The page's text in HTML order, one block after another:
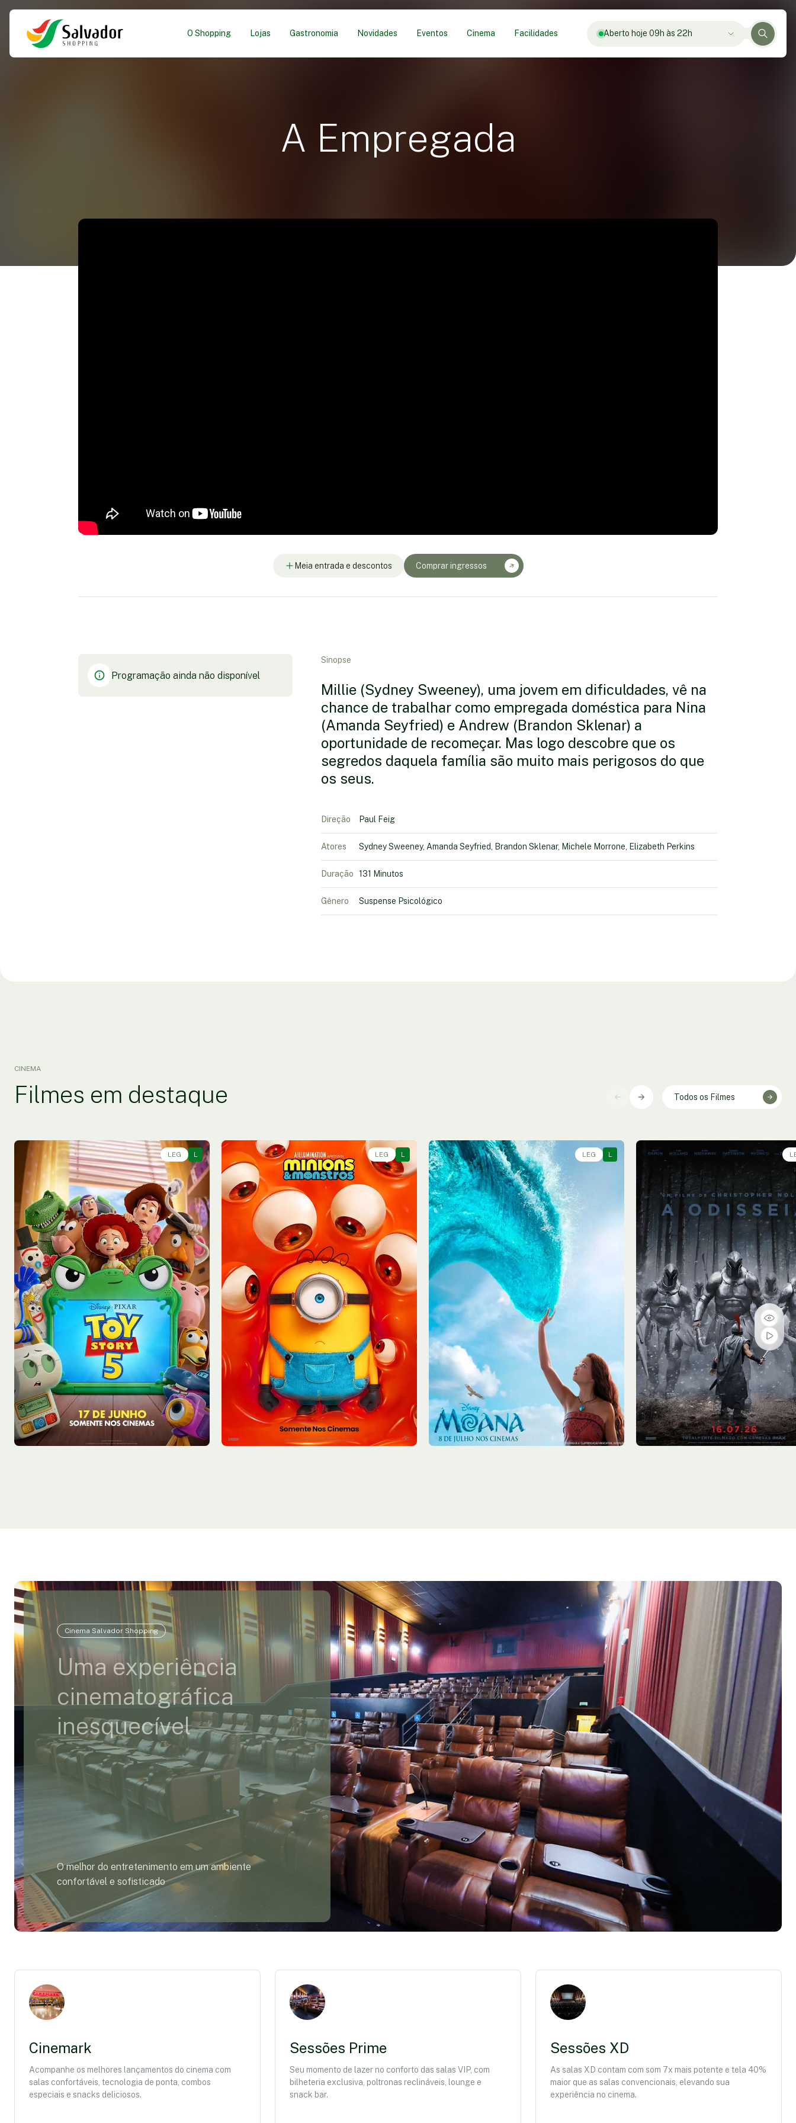
O Shopping Lojas Gastronomia Novidades Eventos Cinema Facilidades Aberto hoje 09h às 22h
A Empregada
Meia entrada e descontos Comprar ingressos
Programação ainda não disponível
Sinopse
Millie (Sydney Sweeney), uma jovem em dificuldades, vê na
chance de trabalhar como empregada doméstica para Nina
(Amanda Seyfried) e Andrew (Brandon Sklenar) a
oportunidade de recomeçar. Mas logo descobre que os
segredos daquela família são muito mais perigosos do que
os seus.
Direção Paul Feig
Atores Sydney Sweeney, Amanda Seyfried, Brandon Sklenar, Michele Morrone, Elizabeth Perkins
Duração 131 Minutos
Gênero Suspense Psicológico
CINEMA
Filmes em destaque Todos os Filmes
LEG L
Sex - 07/08
Sala 2 12:55
LEG L
Sex - 07/08
Sala 1 13:10
LEG L
Sex - 07/08
Sala 2 15:15
Sex - 07/08
Sala 3 13:50, 17:20
Cinema Salvador Shopping
Uma experiência
cinematográfica
inesquecível
O melhor do entretenimento em um ambiente
confortável e sofisticado
Cinemark
Acompanhe os melhores lançamentos do cinema com
salas confortáveis, tecnologia de ponta, combos
especiais e snacks deliciosos.
Sessões Prime
Seu momento de lazer no conforto das salas VIP, com
bilheteria exclusiva, poltronas reclináveis, lounge e
snack bar.
Sessões XD
As salas XD contam com som 7x mais potente e tela 40%
maior que as salas convencionais, elevando sua
experiência no cinema.